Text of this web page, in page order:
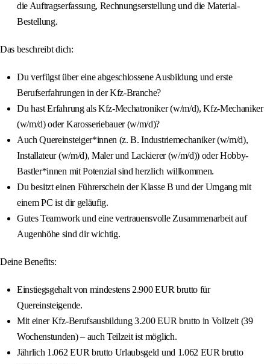
die Auftragserfassung, Rechnungserstellung und die Material-
Bestellung.
Das beschreibt dich:
Du verfügst über eine abgeschlossene Ausbildung und erste
Berufserfahrungen in der Kfz-Branche?
Du hast Erfahrung als Kfz-Mechatroniker (w/m/d), Kfz-Mechaniker
(w/m/d) oder Karosseriebauer (w/m/d)?
Auch Quereinsteiger*innen (z. B. Industriemechaniker (w/m/d),
Installateur (w/m/d), Maler und Lackierer (w/m/d)) oder Hobby-
Bastler*innen mit Potenzial sind herzlich willkommen.
Du besitzt einen Führerschein der Klasse B und der Umgang mit
einem PC ist dir geläufig.
Gutes Teamwork und eine vertrauensvolle Zusammenarbeit auf
Augenhöhe sind dir wichtig.
Deine Benefits:
Einstiegsgehalt von mindestens 2.900 EUR brutto für
Quereinsteigende.
Mit einer Kfz-Berufsausbildung 3.200 EUR brutto in Vollzeit (39
Wochenstunden) – auch Teilzeit ist möglich.
Jährlich 1.062 EUR brutto Urlaubsgeld und 1.062 EUR brutto